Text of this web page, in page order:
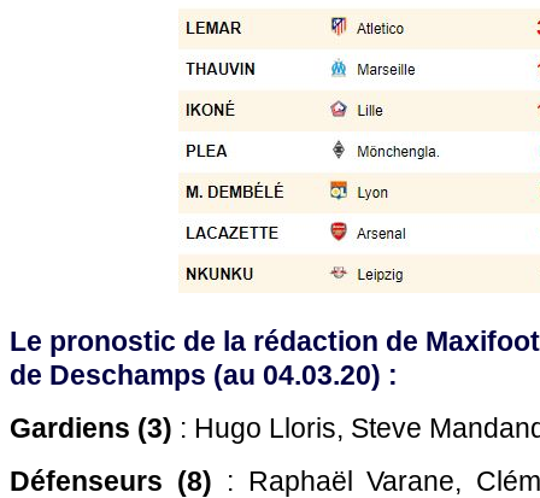
Le pronostic de la rédaction de
de Deschamps (au 04.03.20) :
Gardiens (3) : Hugo Lloris, Steve
Défenseurs (8) : Raphaël Varane,